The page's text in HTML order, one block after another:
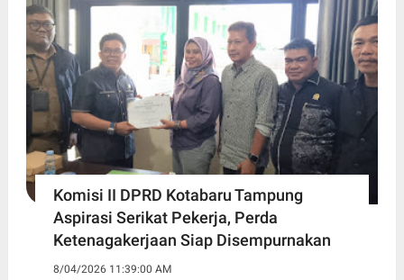
Komisi II DPRD Kotabaru Tampung
Aspirasi Serikat Pekerja, Perda
Ketenagakerjaan Siap Disempurnakan
8/04/2026 11:39:00 AM